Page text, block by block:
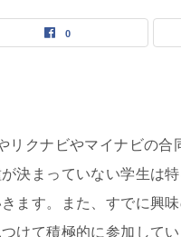
0
リクナビやマイナビの合
決まっていない学生は
ます。また、すでに興
けて積極的に参加してい